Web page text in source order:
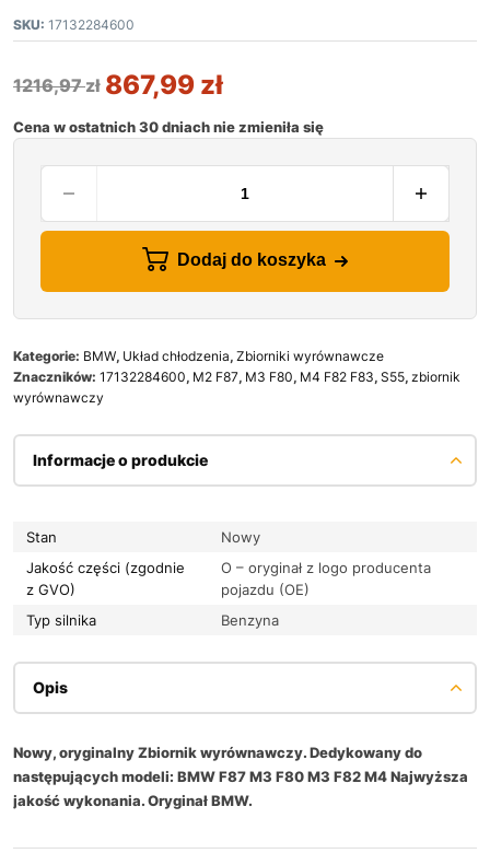
SKU: 17132284600
1216,97zł 867,99 zł
Cena w ostatnich 30 dniach nie zmieniła się
Dodaj do koszyka
Kategorie: BMW, Układ chłodzenia, Zbiorniki wyrównawcze
Znaczników: 17132284600, M2 F87, M3 F80, M4 F82 F83, S55, zbiornik
wyrównawczy
Informacje o produkcie
Stan
Nowy
Jakość części (zgodnie
z GVO)
O – oryginał z logo producenta
pojazdu (OE)
Typ silnika
Benzyna
Opis
Nowy, oryginalny Zbiornik wyrównawczy. Dedykowany do
następujących modeli: BMW F87 M3 F80 M3 F82 M4 Najwyższa
jakość wykonania. Oryginał BMW.